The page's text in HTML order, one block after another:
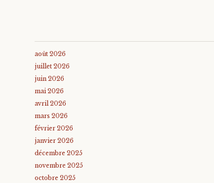
août 2026
juillet 2026
juin 2026
mai 2026
avril 2026
mars 2026
février 2026
janvier 2026
décembre 2025
novembre 2025
octobre 2025